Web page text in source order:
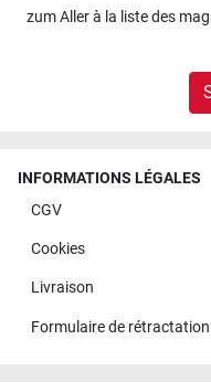
zumAller à la liste des
INFORMATIONS LÉGALES
CGV
Cookies
Livraison
Formulaire de rétractation